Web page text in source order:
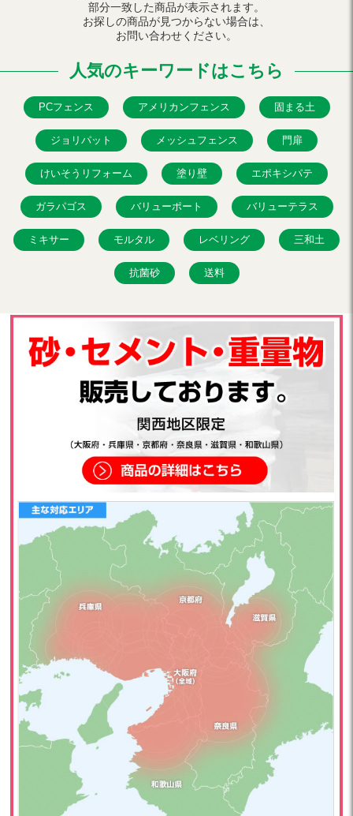
部分一致した商品が表示されます。
お探しの商品が見つからない場合は、
お問い合わせください。
人気のキーワードはこちら
PCフェンス アメリカンフェンス 固まる土
ジョリパット メッシュフェンス 門扉
けいそうリフォーム 塗り壁 エポキシパテ
ガラパゴス バリューポート バリューテラス
ミキサー モルタル レベリング 三和土
抗菌砂 送料